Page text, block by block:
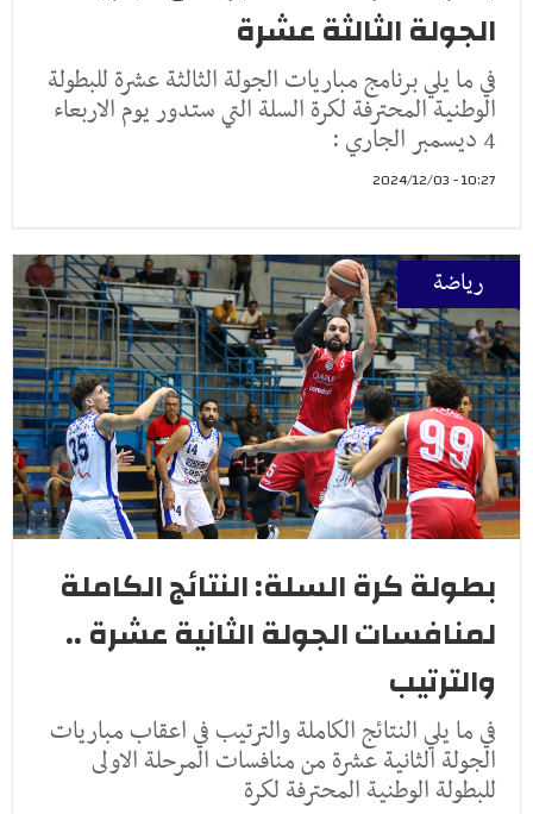
الجولة الثالثة عشرة
في ما يلي برنامج مباريات الجولة الثالثة عشرة للبطولة
الوطنية المحترفة لكرة السلة التي ستدور يوم الاربعاء
4 ديسمبر الجاري :
10:27 - 2024/12/03
رياضة
بطولة كرة السلة: النتائج الكاملة
لمنافسات الجولة الثانية عشرة ..
والترتيب
في ما يلي النتائج الكاملة والترتيب في اعقاب مباريات
الجولة الثانية عشرة من منافسات المرحلة الاولى
للبطولة الوطنية المحترفة لكرة